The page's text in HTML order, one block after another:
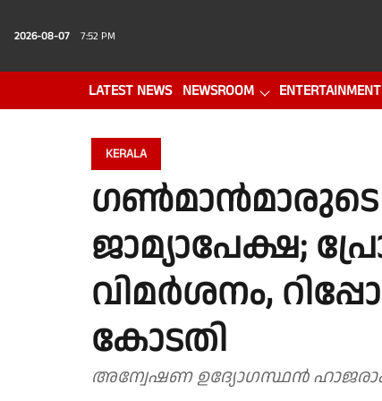
2026-08-07 7:52 PM
LATEST NEWS NEWSROOM ENTERTAINMENT
KERALA
ജാമ്യാപേക്ഷ;
വിമർശനം,
കോടതി
അന്വേഷണ ഉദ്യോഗസ്ഥൻ